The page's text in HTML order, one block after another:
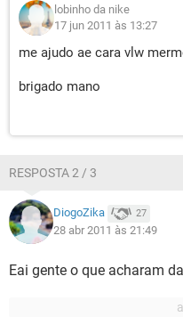
lobinho da nike
17 jun 2011 às 13:27
me ajudo ae cara vlw
brigado mano
RESPOSTA 2 / 3
DiogoZika 27
28 abr 2011 às 21:49
Eai gente o que acharam